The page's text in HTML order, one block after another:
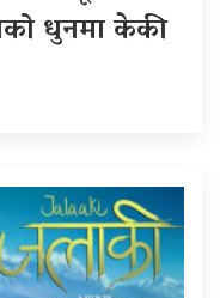
धुनमा केकी